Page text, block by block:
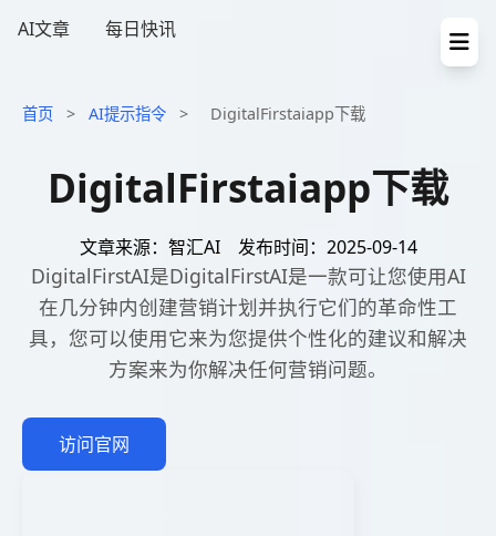
AI文章 每日快讯
首页 > AI提示指令 > DigitalFirstaiapp下载
DigitalFirstaiapp下载
文章来源：智汇AI 发布时间：2025-09-14
DigitalFirstAI是DigitalFirstAI是一款可让您使用AI
在几分钟内创建营销计划并执行它们的革命性工
具，您可以使用它来为您提供个性化的建议和解决
方案来为你解决任何营销问题。
访问官网